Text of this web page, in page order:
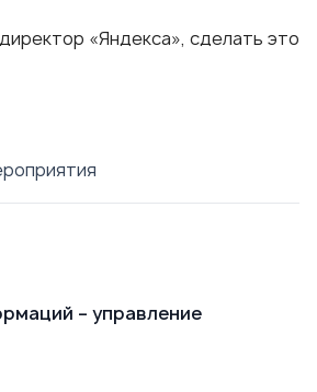
«Яндекса», сделать это
– управление